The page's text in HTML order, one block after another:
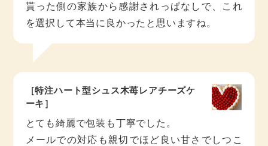
貰った側の家族から感謝されっぱなしで、これ
を選択して本当に良かったと思いますね。
［特注ハート型シュス木苺レアチーズケ
ーキ］
とても綺麗で包装も丁寧でした。
メールでの対応も親切でほど良い甘さでしつこ